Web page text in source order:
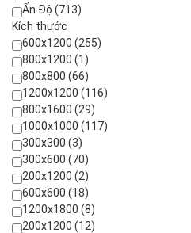
Ấn Độ (713)
Kích thước
600x1200 (255)
800x1200 (1)
800x800 (66)
1200x1200 (116)
800x1600 (29)
1000x1000 (117)
300x300 (3)
300x600 (70)
200x1200 (2)
600x600 (18)
1200x1800 (8)
200x1200 (12)